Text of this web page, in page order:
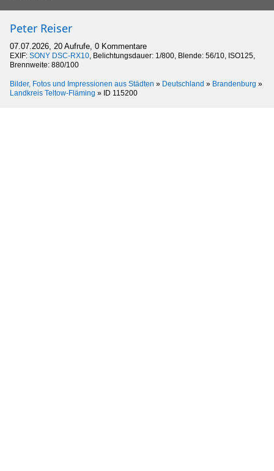
Peter Reiser
07.07.2026, 20 Aufrufe, 0 Kommentare
EXIF: SONY DSC-RX10, Belichtungsdauer: 1/800, Blende: 56/10, ISO125,
Brennweite: 880/100
Bilder, Fotos und Impressionen aus Städten » Deutschland » Brandenburg »
Landkreis Teltow-Fläming » ID 115200